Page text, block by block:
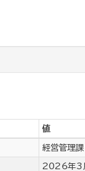
値
経営管理課
2026年3